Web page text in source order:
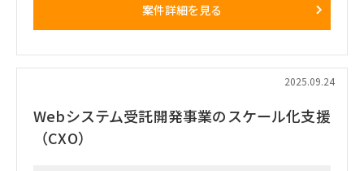
・インフラ、ネットワークに関する対グローバルメンバコミュ
■期間
2025年8月～終了時期未定（Go Liveは2026年10月）
案件詳細を見る
2025.09.24
Webシステム受託開発事業のスケール化支援
（CXO）